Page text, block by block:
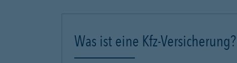
Was ist eine Kfz-Versicherung?